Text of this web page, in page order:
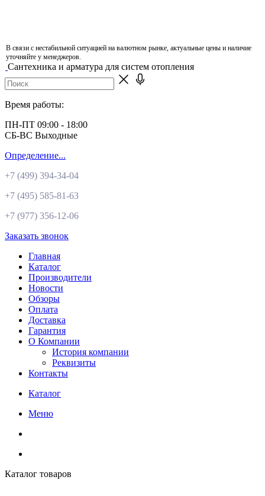
В связи с нестабильной ситуацией на валютном рынке, актуальные цены и наличие
уточняйте у менеджеров.
Сантехника и арматура для систем отопления
Время работы:
ПН-ПТ 09:00 - 18:00
СБ-ВС Выходные
Определение...
+7 (499) 394-34-04
+7 (495) 585-81-63
+7 (977) 356-12-06
Заказать звонок
Главная
Каталог
Производители
Новости
Обзоры
Оплата
Доставка
Гарантия
О Компании
История компании
Реквизиты
Контакты
Каталог
Меню
Каталог товаров